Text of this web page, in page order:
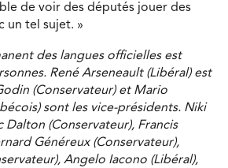
de voir des députés jouer des
un tel sujet. »
des langues officielles est
René Arseneault (Libéral) est
(Conservateur) et Mario
sont les vice-présidents. Niki
Dalton (Conservateur), Francis
Généreux (Conservateur),
Angelo Iacono (Libéral),